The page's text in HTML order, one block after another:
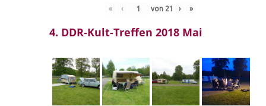
« ‹ von 21 › »
4. DDR-Kult-Treffen 2018 Mai